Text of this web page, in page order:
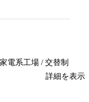
電系工場 / 交替制
詳細を表示